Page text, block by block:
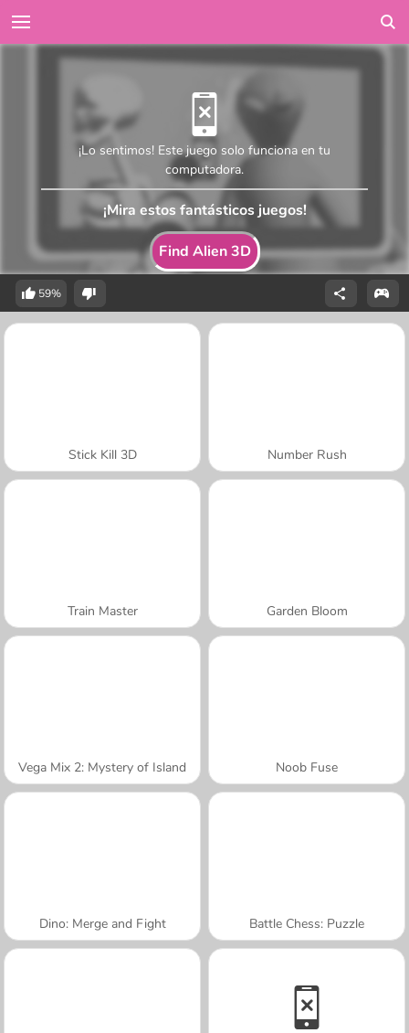
Find Alien 3D
¡Lo sentimos! Este juego solo funciona en tu
computadora.
¡Mira estos fantásticos juegos!
59%
Stick Kill 3D Number Rush
Train Master Garden Bloom
Vega Mix 2: Mystery of Island Noob Fuse
Dino: Merge and Fight Battle Chess: Puzzle